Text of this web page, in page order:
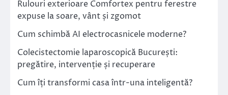
Rulouri exterioare Comfortex pentru ferestre
expuse la soare, vânt și zgomot
Cum schimbă AI electrocasnicele moderne?
Colecistectomie laparoscopică București:
pregătire, intervenție și recuperare
Cum îți transformi casa într-una inteligentă?